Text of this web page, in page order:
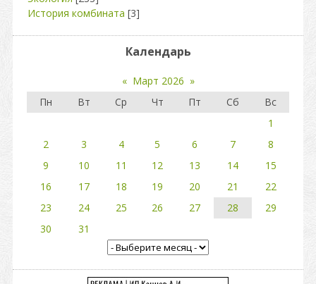
История комбината [3]
Календарь
« Март 2026 »
Пн
Вт Ср Чт Пт Сб
Вс
1
2
3 4 5 6 7
8
9
10 11 12 13 14
15
16
17 18 19 20 21
22
23
24 25 26 27 28
29
30
31